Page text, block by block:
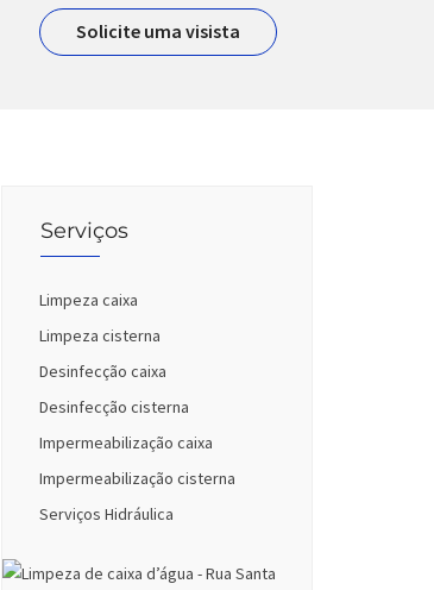
Solicite uma visista
Serviços
Limpeza caixa
Limpeza cisterna
Desinfecção caixa
Desinfecção cisterna
Impermeabilização caixa
Impermeabilização cisterna
Serviços Hidráulica